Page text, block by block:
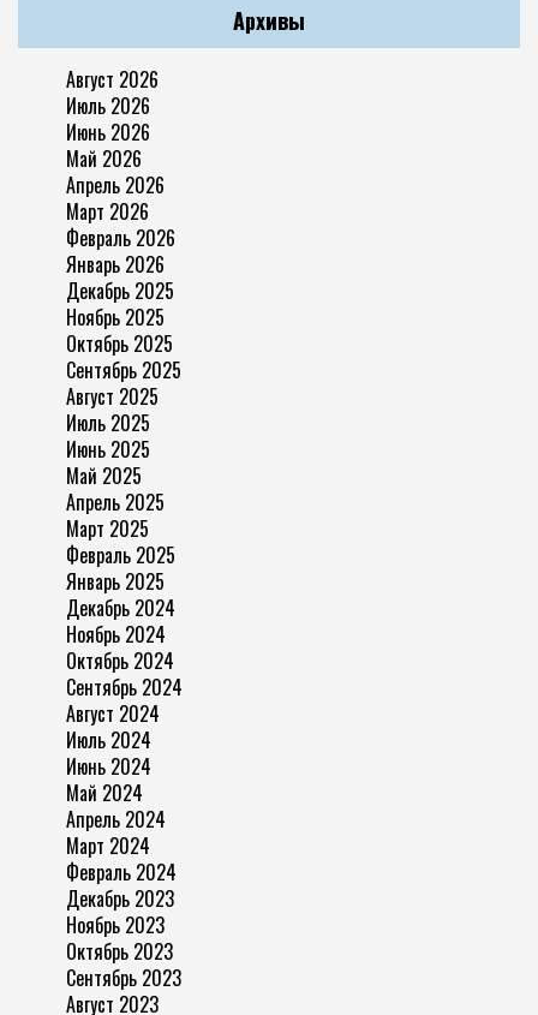
Архивы
Август 2026
Июль 2026
Июнь 2026
Май 2026
Апрель 2026
Март 2026
Февраль 2026
Январь 2026
Декабрь 2025
Ноябрь 2025
Октябрь 2025
Сентябрь 2025
Август 2025
Июль 2025
Июнь 2025
Май 2025
Апрель 2025
Март 2025
Февраль 2025
Январь 2025
Декабрь 2024
Ноябрь 2024
Октябрь 2024
Сентябрь 2024
Август 2024
Июль 2024
Июнь 2024
Май 2024
Апрель 2024
Март 2024
Февраль 2024
Декабрь 2023
Ноябрь 2023
Октябрь 2023
Сентябрь 2023
Август 2023